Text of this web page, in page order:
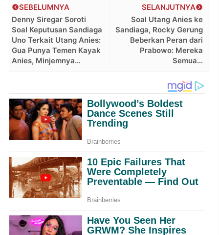
SELANJUTNYA
Soal Utang Anies ke
Sandiaga, Rocky Gerung
Beberkan Peran dari
Prabowo: Mereka
Semua…
SEBELUMNYA
Denny Siregar Soroti
Soal Keputusan Sandiaga
Uno Terkait Utang Anies:
Gua Punya Temen Kayak
Anies, Minjemnya…